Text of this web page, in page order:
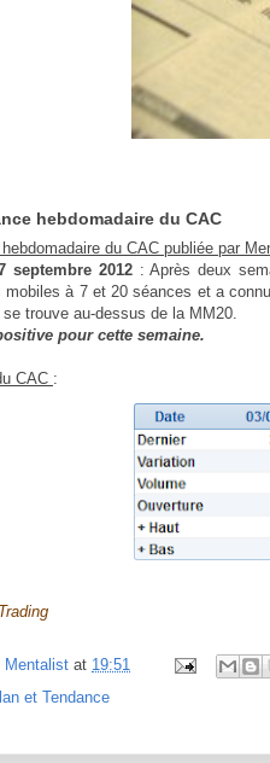
hebdomadaire du CAC
hebdomadaire du CAC publiée par
septembre 2012 : Après deux
mobiles à 7 et 20 séances et a
trouve au-dessus de la MM20.
pour cette semaine.
CAC :
Mentalist at 19:51
et Tendance